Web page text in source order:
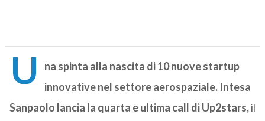
U
na spinta alla nascita di 10 nuove startup
innovative nel settore aerospaziale. Intesa
Sanpaolo lancia la quarta e ultima call di Up2stars,il